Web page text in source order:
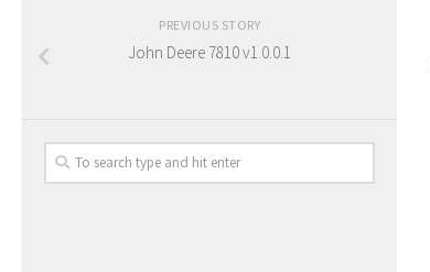
PREVIOUS STORY
John Deere 7810 v1.0.0.1